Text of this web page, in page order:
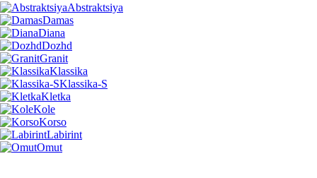
Abstraktsiya
Damas
Diana
Dozhd
Granit
Klassika
Klassika-S
Kletka
Kole
Korso
Labirint
Omut